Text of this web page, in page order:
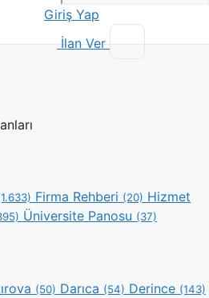
Giriş Yap
İlan Ver
Firma Rehberi (20) Hizmet
Üniversite Panosu (37)
(50) Darıca (54) Derince (143)